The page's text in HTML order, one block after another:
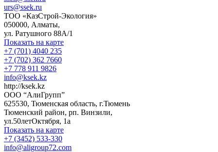
urs@ssek.ru
ТОО «КазСтрой-Экология»
050000, Алматы,
ул. Ратушного 88А/1
Показать на карте
+7 (701) 4040 235
+7 (702) 362 7660
+7 778 911 9826
info@ksek.kz
http://ksek.kz
ООО “АлиГрупп”
625530, Тюменская область, г.Тюмень
Тюменский район, рп. Винзили,
ул.50летОктября, 1а
Показать на карте
+7 (3452) 533-330
info@aligroup72.com